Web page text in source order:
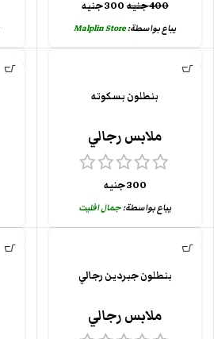
400جنيه300جنيه
يباع بواسطة:Malplin Store
بنطلون بسكوته
ملابس رجالي
300جنيه
يباع بواسطة:جمال افليت
بنطلون جبردين رجالي
ملابس رجالي